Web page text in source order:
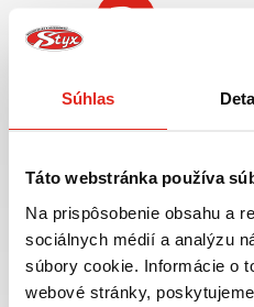
Súhlas
Táto webstránka používa
Na prispôsobenie obsahu a
sociálnych médií a analýzu
súbory cookie. Informácie o
webové stránky,
príslušenstva ihneď k
Tovar NA SKLADE
expedujeme do 24 hod.